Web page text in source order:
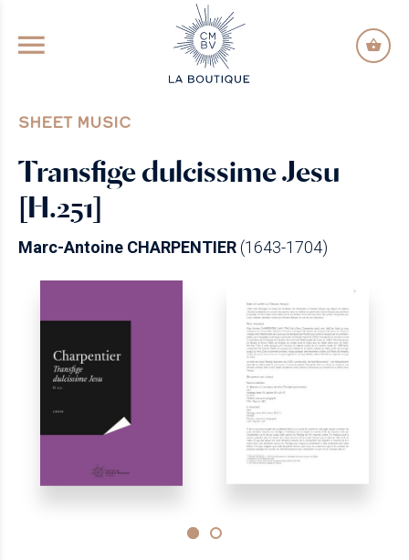
GO TO PRINCIPAL CONTENT
SHEET MUSIC
Transfige dulcissime Jesu
[H.251]
Marc-Antoine CHARPENTIER(1643-1704)